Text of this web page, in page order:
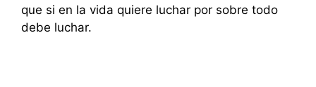
que si en la vida quiere luchar por sobre todo
debe luchar.